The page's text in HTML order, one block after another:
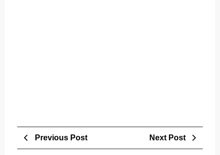
Post
navigation
Previous PostPrevious
Next Post